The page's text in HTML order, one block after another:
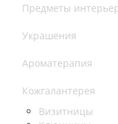
Предметы
Украшения
Ароматерапия
Кожгалантерея
Визитницы